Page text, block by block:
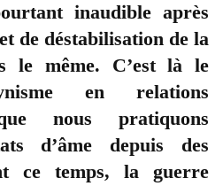
inaudible après
de déstabilisation de la
le même. C’est là le
en relations
nous pratiquons
d’âme depuis des
ce temps, la guerre